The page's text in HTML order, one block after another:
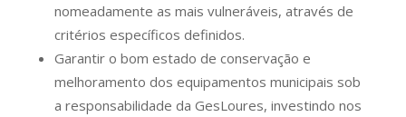
nomeadamente as mais vulneráveis, através de
critérios específicos definidos.
Garantir o bom estado de conservação e
melhoramento dos equipamentos municipais sob
a responsabilidade da GesLoures, investindo nos